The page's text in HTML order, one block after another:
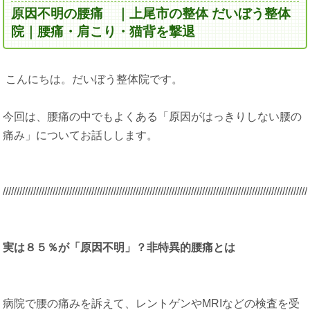
原因不明の腰痛 ｜上尾市の整体 だいぼう整体
院｜腰痛・肩こり・猫背を撃退
こんにちは。だいぼう整体院です。
今回は、腰痛の中でもよくある「原因がはっきりしない腰の
痛み」についてお話しします。
/////////////////////////////////////////////////////////////////////////////////////////
実は８５％が「原因不明」？非特異的腰痛とは
病院で腰の痛みを訴えて、レントゲンやMRIなどの検査を受